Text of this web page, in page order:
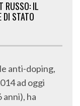
RUSSO: IL
DI STATO
anti-doping,
ad oggi
anni), ha